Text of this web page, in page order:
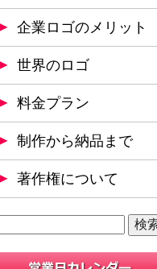
企業ロゴのメリット
世界のロゴ
料金プラン
制作から納品まで
著作権について